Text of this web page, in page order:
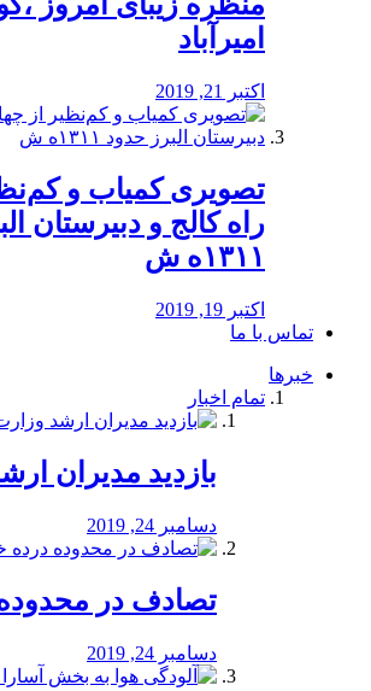
امیرآباد
اکتبر 21, 2019
️تصویری کمیاب و
راه كالج و دبيرستان
۱۳۱۱ه ش
اکتبر 19, 2019
تماس با ما
خبرها
تمام اخبار
بازدید مدیران
دسامبر 24, 2019
تصادف در
دسامبر 24, 2019